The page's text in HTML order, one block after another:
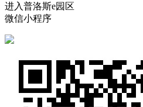
进入普洛斯e园区
微信小程序